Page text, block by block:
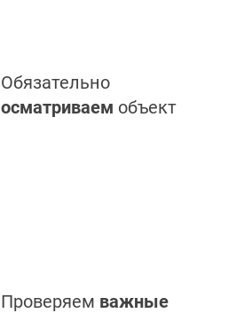
Обязательно
осматриваем объект
Проверяем важные